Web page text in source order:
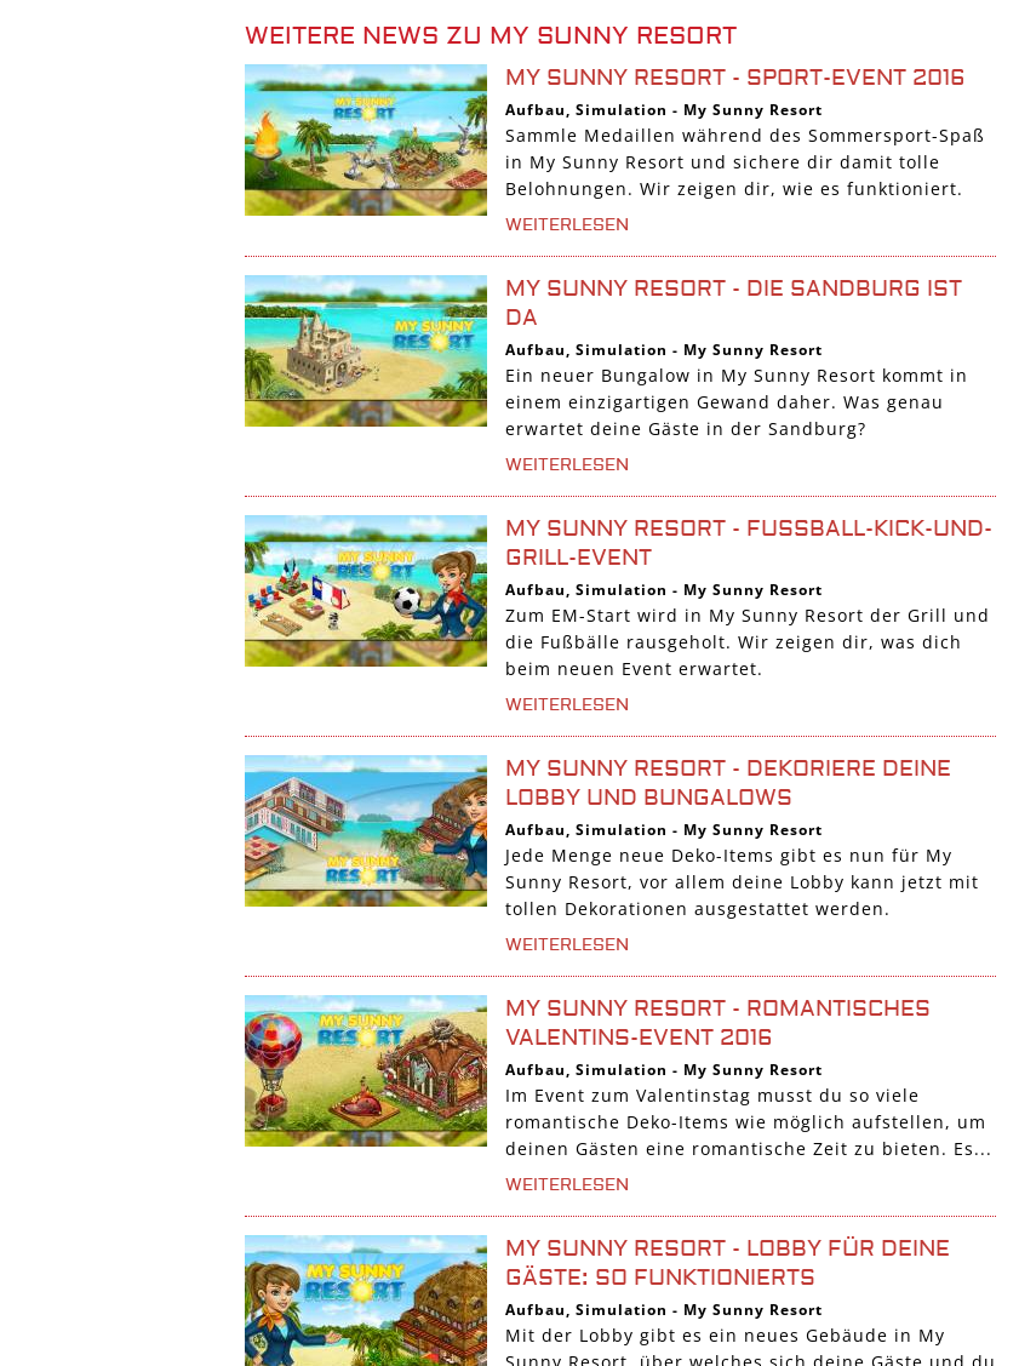
WEITERE NEWS ZU MY SUNNY RESORT
MY SUNNY RESORT - SPORT-EVENT 2016
Aufbau, Simulation - My Sunny Resort
Sammle Medaillen während des Sommersport-Spaß
in My Sunny Resort und sichere dir damit tolle
Belohnungen. Wir zeigen dir, wie es funktioniert.
WEITERLESEN
MY SUNNY RESORT - DIE SANDBURG IST
DA
Aufbau, Simulation - My Sunny Resort
Ein neuer Bungalow in My Sunny Resort kommt in
einem einzigartigen Gewand daher. Was genau
erwartet deine Gäste in der Sandburg?
WEITERLESEN
MY SUNNY RESORT - FUSSBALL-KICK-UND-G
RILL-EVENT
Aufbau, Simulation - My Sunny Resort
Zum EM-Start wird in My Sunny Resort der Grill und
die Fußbälle rausgeholt. Wir zeigen dir, was dich
beim neuen Event erwartet.
WEITERLESEN
MY SUNNY RESORT - DEKORIERE DEINE
LOBBY UND BUNGALOWS
Aufbau, Simulation - My Sunny Resort
Jede Menge neue Deko-Items gibt es nun für My
Sunny Resort, vor allem deine Lobby kann jetzt mit
tollen Dekorationen ausgestattet werden.
WEITERLESEN
MY SUNNY RESORT - ROMANTISCHES
VALENTINS-EVENT 2016
Aufbau, Simulation - My Sunny Resort
Im Event zum Valentinstag musst du so viele
romantische Deko-Items wie möglich aufstellen, um
deinen Gästen eine romantische Zeit zu bieten. Es...
WEITERLESEN
MY SUNNY RESORT - LOBBY FÜR DEINE
GÄSTE: SO FUNKTIONIERTS
Aufbau, Simulation - My Sunny Resort
Mit der Lobby gibt es ein neues Gebäude in My